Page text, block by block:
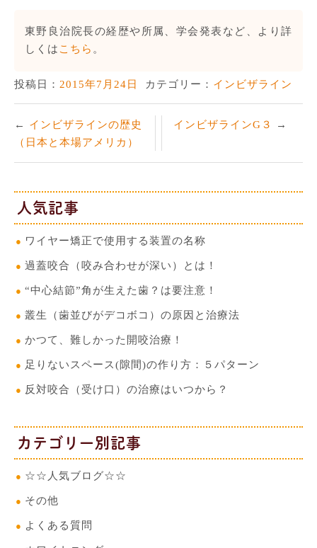
東野良治院長の経歴や所属、学会発表など、より詳
しくは こちら 。
投稿日： 2015年7月24日 カテゴリー： インビザライン
インビザラインの歴史
（日本と本場アメリカ）
インビザラインG３
人気記事
ワイヤー矯正で使用する装置の名称
過蓋咬合（咬み合わせが深い）とは！
“中心結節”角が生えた歯？は要注意！
叢生（歯並びがデコボコ）の原因と治療法
かつて、難しかった開咬治療！
足りないスペース(隙間)の作り方：５パターン
反対咬合（受け口）の治療はいつから？
カテゴリー別記事
☆☆人気ブログ☆☆
その他
よくある質問